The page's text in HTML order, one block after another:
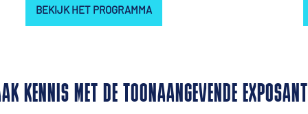
BEKIJK HET PROGRAMMA
KENNIS MET DE TOONAANGEVENDE